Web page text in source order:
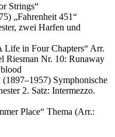
Strings“
„Fahrenheit 451“
zwei Harfen und
in Four Chapters“ Arr.
Riesman Nr. 10: Runaway
Symphonische
2. Satz: Intermezzo.
Place“ Thema (Arr.: